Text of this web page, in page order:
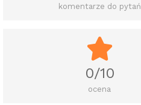
komentarze do pytań
0/10
ocena